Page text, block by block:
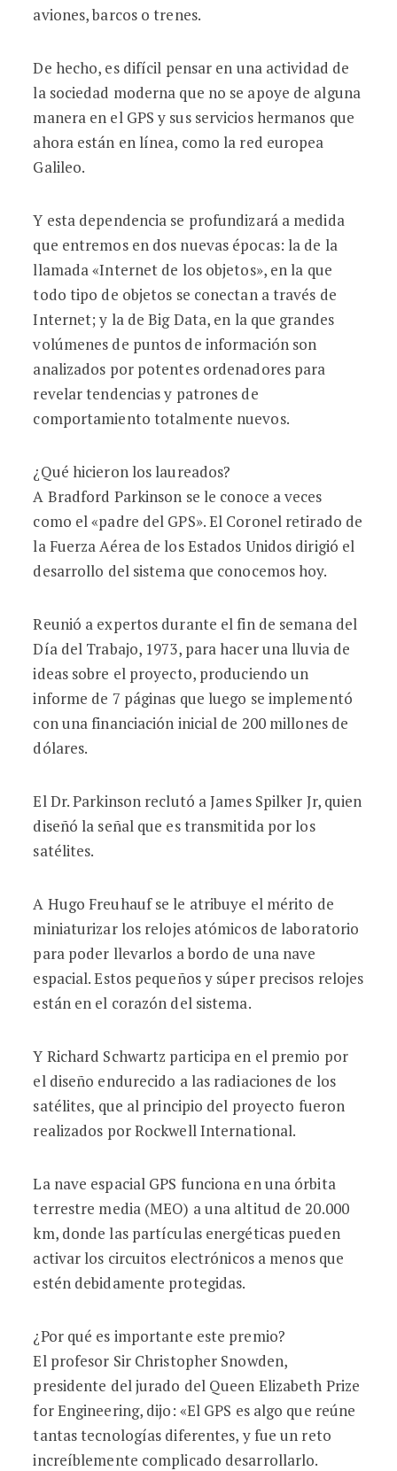
aviones, barcos o trenes.
De hecho, es difícil pensar en una actividad de
la sociedad moderna que no se apoye de alguna
manera en el GPS y sus servicios hermanos que
ahora están en línea, como la red europea
Galileo.
Y esta dependencia se profundizará a medida
que entremos en dos nuevas épocas: la de la
llamada «Internet de los objetos», en la que
todo tipo de objetos se conectan a través de
Internet; y la de Big Data, en la que grandes
volúmenes de puntos de información son
analizados por potentes ordenadores para
revelar tendencias y patrones de
comportamiento totalmente nuevos.
¿Qué hicieron los laureados?
A Bradford Parkinson se le conoce a veces
como el «padre del GPS». El Coronel retirado de
la Fuerza Aérea de los Estados Unidos dirigió el
desarrollo del sistema que conocemos hoy.
Reunió a expertos durante el fin de semana del
Día del Trabajo, 1973, para hacer una lluvia de
ideas sobre el proyecto, produciendo un
informe de 7 páginas que luego se implementó
con una financiación inicial de 200 millones de
dólares.
El Dr. Parkinson reclutó a James Spilker Jr, quien
diseñó la señal que es transmitida por los
satélites.
A Hugo Freuhauf se le atribuye el mérito de
miniaturizar los relojes atómicos de laboratorio
para poder llevarlos a bordo de una nave
espacial. Estos pequeños y súper precisos relojes
están en el corazón del sistema.
Y Richard Schwartz participa en el premio por
el diseño endurecido a las radiaciones de los
satélites, que al principio del proyecto fueron
realizados por Rockwell International.
La nave espacial GPS funciona en una órbita
terrestre media (MEO) a una altitud de 20.000
km, donde las partículas energéticas pueden
activar los circuitos electrónicos a menos que
estén debidamente protegidas.
¿Por qué es importante este premio?
El profesor Sir Christopher Snowden,
presidente del jurado del Queen Elizabeth Prize
for Engineering, dijo: «El GPS es algo que reúne
tantas tecnologías diferentes, y fue un reto
increíblemente complicado desarrollarlo.